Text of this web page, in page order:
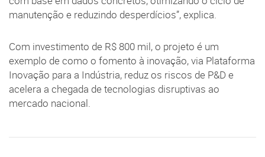
manutenção e reduzindo desperdícios”, explica.
Com investimento de R$ 800 mil, o projeto é um
exemplo de como o fomento à inovação, via Plataforma
Inovação para a Indústria, reduz os riscos de P&D e
acelera a chegada de tecnologias disruptivas ao
mercado nacional.